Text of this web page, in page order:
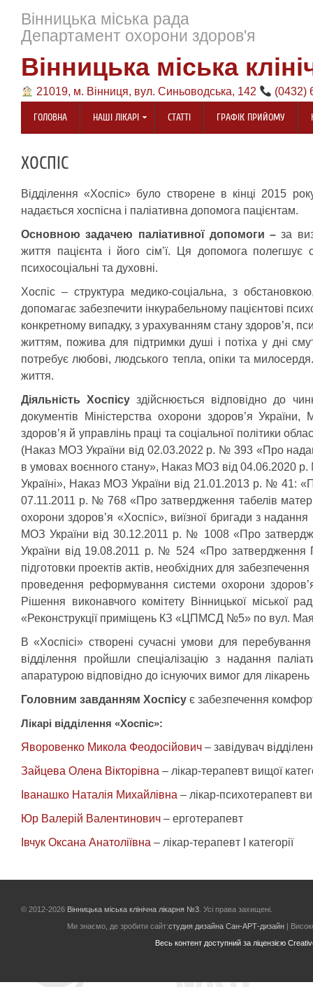
Вінницька міська рада
Департамент охорони здоров'я
Вінницька міська
21019, м. Вінниця, вул. Синьоводська, 142 (0432)
ГОЛОВНА НАШІ ЛІКАРІ СТАТТІ ГРАФІК ПРИЙОМУ
ХОСПІС
Відділення «Хоспіс» було створене в кінці 2015
надається хоспісна і паліативна допомога пацієнтам.
Основною задачею паліативної допомоги – за
життя пацієнта і його сім’ї. Ця допомога полегшує
психосоціальні та духовні.
Хоспіс – структура медико-соціальна, з
допомагає забезпечити інкурабельному пацієнтові
конкретному випадку, з урахуванням стану здоров’я,
життям, пожива для підтримки душі і потіха у дні
потребує любові, людського тепла, опіки та
життя.
Діяльність Хоспісу здійснюється відповідно до
документів Міністерства охорони здоров’я України,
здоров’я й управлінь праці та соціальної політики
(Наказ МОЗ України від 02.03.2022 р. № 393 «Про
в умовах воєнного стану», Наказ МОЗ від 04.06.2020 р.
Україні», Наказ МОЗ України від 21.01.2013 р. № 41:
07.11.2011 р. № 768 «Про затвердження табелів
охорони здоров’я «Хоспіс», виїзної бригади з
МОЗ України від 30.12.2011 р. № 1008 «Про
України від 19.08.2011 р. № 524 «Про затвердження
підготовки проектів актів, необхідних для
проведення реформування системи охорони здоров’я
Рішення виконавчого комітету Вінницької
«Реконструкції приміщень КЗ «ЦПМСД №5» по вул.
В «Хоспісі» створені сучасні умови для перебування
відділення пройшли спеціалізацію з надання
апаратурою відповідно до існуючих вимог для лікарень
Головним завданням Хоспісу є забезпечення
Лікарі відділення «Хоспіс»:
Яворовенко Микола Феодосійович – завідувач
Зайцева Олена Вікторівна – лікар-терапевт вищої
Іванашко Наталія Михайлівна – лікар-психотерапевт
Юр Валерій Валентинович – ерготерапевт
Івчук Оксана Анатоліївна – лікар-терапевт І категорії
© 2012-2026 Вінницька міська клінічна лікарня №3 . Усі права захищені.
Ми знаємо, де зробити сайт:студия дизайна Сан-АРТ-дизайн|
Весь контент доступний за ліцензією